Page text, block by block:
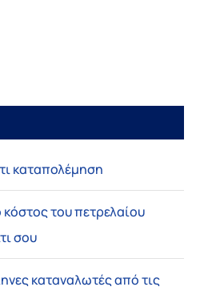
καταπολέμηση
του πετρελαίου
σου
καταναλωτές από τις